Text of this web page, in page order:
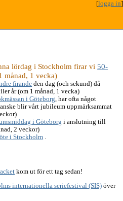
[logga in]
lördag i Stockholm firar vi 50-
månad, 1 vecka)
firande den dag (och sekund) då
år (om 1 månad, 1 vecka)
i Göteborg , har ofta något
blir vårt jubileum uppmärksammat
i Göteborg i anslutning till
2 veckor)
i Stockholm
kom ut för ett tag sedan!
internationella seriefestival (SIS) över